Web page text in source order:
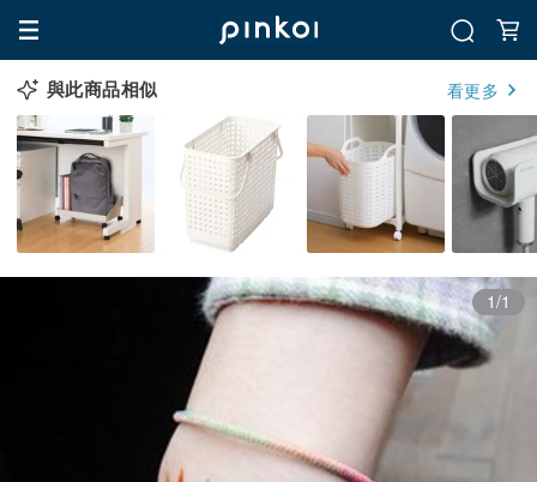
與此商品相似 看更多
1/1